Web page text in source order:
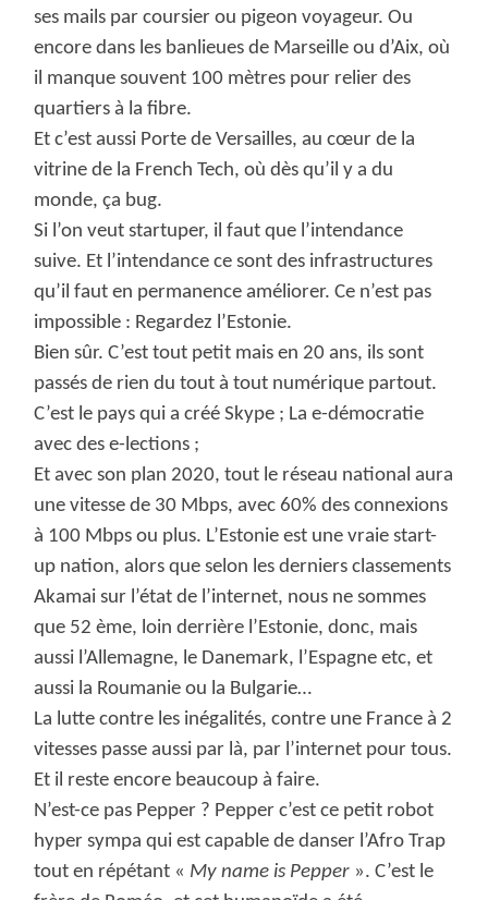
ses mails par coursier ou pigeon voyageur. Ou
encore dans les banlieues de Marseille ou d’Aix, où
il manque souvent 100 mètres pour relier des
quartiers à la fibre.
Et c’est aussi Porte de Versailles, au cœur de la
vitrine de la French Tech, où dès qu’il y a du
monde, ça bug.
Si l’on veut startuper, il faut que l’intendance
suive. Et l’intendance ce sont des infrastructures
qu’il faut en permanence améliorer. Ce n’est pas
impossible : Regardez l’Estonie.
Bien sûr. C’est tout petit mais en 20 ans, ils sont
passés de rien du tout à tout numérique partout.
C’est le pays qui a créé Skype ; La e-démocratie
avec des e-lections ;
Et avec son plan 2020, tout le réseau national aura
une vitesse de 30 Mbps, avec 60% des connexions
à 100 Mbps ou plus. L’Estonie est une vraie start-
up nation, alors que selon les derniers classements
Akamai sur l’état de l’internet, nous ne sommes
que 52 ème, loin derrière l’Estonie, donc, mais
aussi l’Allemagne, le Danemark, l’Espagne etc, et
aussi la Roumanie ou la Bulgarie…
La lutte contre les inégalités, contre une France à 2
vitesses passe aussi par là, par l’internet pour tous.
Et il reste encore beaucoup à faire.
N’est-ce pas Pepper ? Pepper c’est ce petit robot
hyper sympa qui est capable de danser l’Afro Trap
tout en répétant « My name is Pepper ». C’est le